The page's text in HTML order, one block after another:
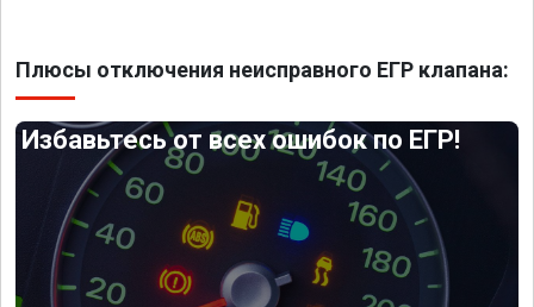
Плюсы отключения неисправного ЕГР клапана:
Избавьтесь от всех ошибок по ЕГР!